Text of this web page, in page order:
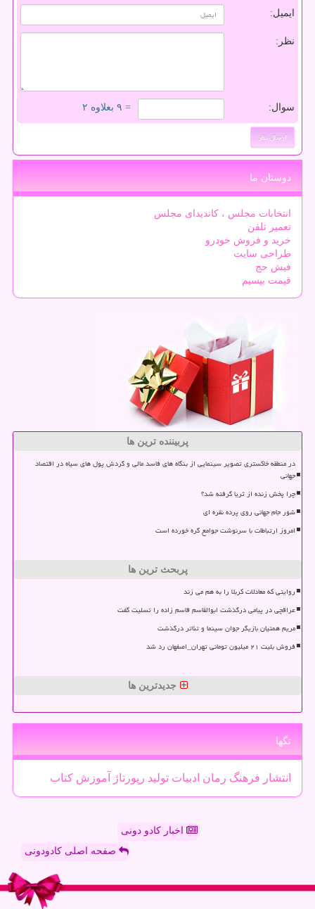
ایمیل:
نظر:
سوال: = ۹ بعلاوه ۲
دوستان ما
انتخابات مجلس ، کاندیدای مجلس
تعمیر تلفن
خرید و فروش خودرو
طراحی سایت
فیش حج
قیمت بیسیم
پربیننده ترین ها
در منطقه خاکستری تصویر سینمایی از بنگاه های فاسد مالی و گردش پول های سیاه در اقتصاد
جهانی
چرا پخش زنده از ثریا گرفته شد؟
شور جام جهانی روی پرده نقره ای
امروز ارتباطات با سرنوشت جوامع گره خورده است
پربحث ترین ها
روایتی که معادلات کربلا را به هم می زند
عراقچی در پیامی درگذشت ابوالقاسم قاسم زاده را تسلیت گفت
مریم همتیان بازیگر جوان سینما و تئاتر درگذشت
فروش بلیت ۲۱ میلیون تومانی تهران_اصفهان رد شد
جدیدترین ها
تگها
انتشار فرهنگ رمان ادبیات تولید رپورتاژ آموزش كتاب
اخبار کادو دونی
صفحه اصلی کادودونی